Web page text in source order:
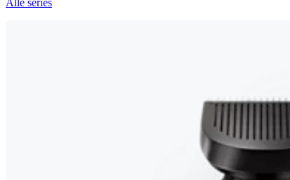
Alle series